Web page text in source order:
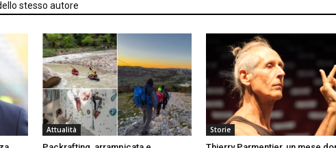
stesso autore
Attualità Storie